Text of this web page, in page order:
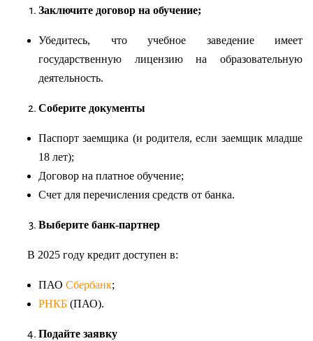
Заключите договор на обучение;
Убедитесь, что учебное заведение имеет
государственную лицензию на образовательную
деятельность.
Соберите документы
Паспорт заемщика (и родителя, если заемщик младше
18 лет);
Договор на платное обучение;
Счет для перечисления средств от банка.
Выберите банк-партнер
В 2025 году кредит доступен в:
ПАО Сбербанк;
РНКБ (ПАО).
Подайте заявку